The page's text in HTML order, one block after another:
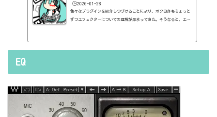
🕒️2026-01-28
色々なプラグインを紹介しつづけることにより、ボク自身もちょっと
ずつエフェクターについての理解が深まってきた。そうなると、エフ
EQ